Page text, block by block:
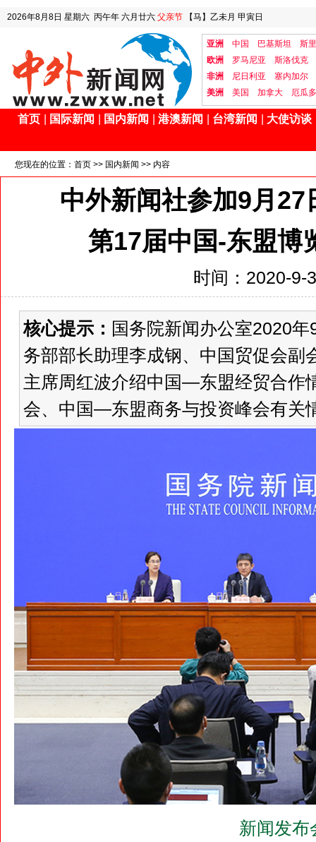
2026年8月8日 星期六 丙午年 六月廿六 父亲节 【马】乙未月 甲寅日
亚洲 中国 巴基斯坦
斯
欧洲
罗马尼亚
斯洛伐克
非洲
尼日利亚
塞内加尔
美洲
美国 加拿大 厄瓜
首页 国际新闻 国内新闻 港澳新闻 台湾新闻 大使访谈
您现在的位置： 首页 >> 国内新闻 >> 内容
中外新闻社参加9月
第17届中国-东盟博
时间：2020-9-
核心提示： 国务院新闻办公室2020
务部部长助理李成钢、中国贸促会副
主席周红波介绍中国—东盟经贸合作
会、中国—东盟商务与投资峰会有关
新闻发布